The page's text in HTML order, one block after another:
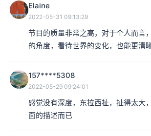
Elaine
2022-05-31 09:13:29
节目的质量非常之高，对于个人而言
的角度，看待世界的变化，也能更清
157****5308
2022-05-29 09:24:01
感觉没有深度，东拉西扯，扯得太大
面的描述而已